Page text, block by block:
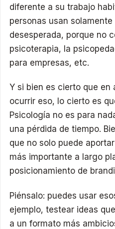
diferente a su trabajo
personas usan
desesperada, porque no
psicoterapia, la
para empresas, etc.
Y si bien es cierto que en
ocurrir eso, lo cierto es
Psicología no es para
una pérdida de tiempo.
que no solo puede
más importante a largo
posicionamiento de
Piénsalo: puedes usar
ejemplo, testear ideas
a un formato más